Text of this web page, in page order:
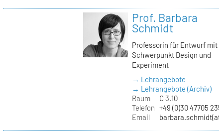
Prof. Barbara
Schmidt
Professorin für Entwurf mit
Schwerpunkt Design und
Experiment
→ Lehrangebote
→ Lehrangebote (Archiv)
Raum
C 3.10
Telefon +49 (0)30 47705 235
Email